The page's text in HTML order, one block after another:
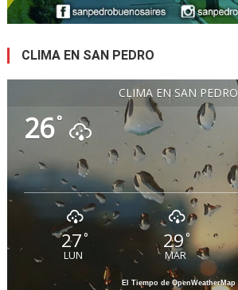
CLIMA EN SAN PEDRO
CLIMA EN SAN PEDRO
26°
27°
LUN
29 °
MAR
El Tiempo de OpenWeatherMap